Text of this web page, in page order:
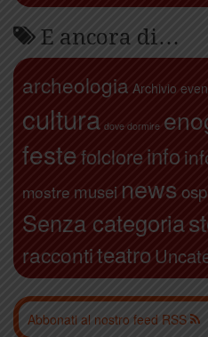
E ancora di…
archeologia Archivio
cultura dove dormire
festefolcloreinfo
mostre musei news
Senza categoria
raccontiteatro
Abbonati al nostro feed RSS